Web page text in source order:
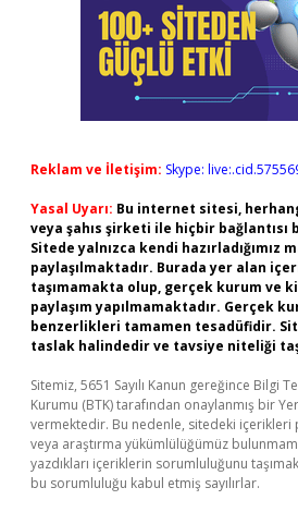
Reklam ve İletişim: Skype:
Yasal Uyarı: Bu internet sitesi,
veya şahıs şirketi ile hiçbir bağlantısı
Sitede yalnızca kendi hazırladığımız
paylaşılmaktadır. Burada yer alan
taşımamakta olup, gerçek kurum ve
paylaşım yapılmamaktadır. Gerçek
benzerlikleri tamamen tesadüfidir.
taslak halindedir ve tavsiye niteliği
Sitemiz, 5651 Sayılı Kanun gereğince Bilgi
Kurumu (BTK) tarafından onaylanmış bir
vermektedir. Bu nedenle, sitedeki
veya araştırma yükümlülüğümüz
yazdıkları içeriklerin sorumluluğunu
bu sorumluluğu kabul etmiş sayılırlar.